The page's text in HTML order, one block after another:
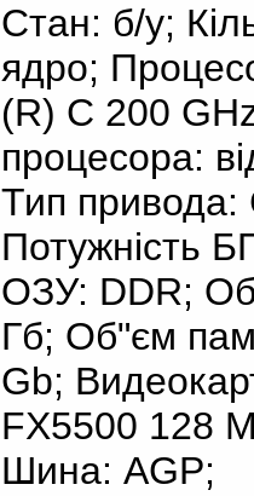
Стан: б/у;
ядро;
(R) C 200
процесора:
Тип привода:
Потужність
ОЗУ: DDR;
Гб; Об"єм
Gb;
FX5500 128
Шина: AGP;